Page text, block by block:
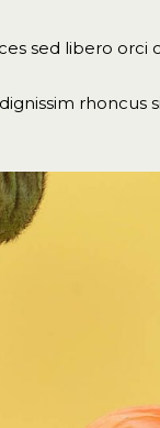
sed libero orci
rhoncus